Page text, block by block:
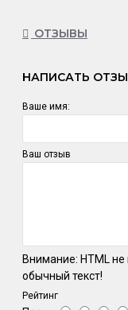
ОТЗЫВЫ
НАПИСАТЬ
Ваше имя:
Ваш отзыв
Внимание: HTML
обычный текст!
Рейтинг